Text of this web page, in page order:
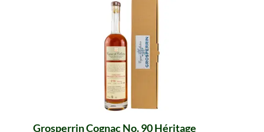
Grosperrin Cognac No. 90 Héritage